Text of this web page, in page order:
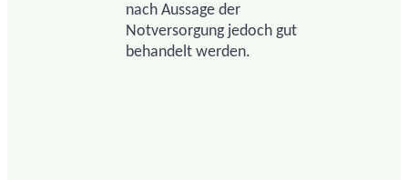
nach Aussage der
Notversorgung jedoch gut
behandelt werden.